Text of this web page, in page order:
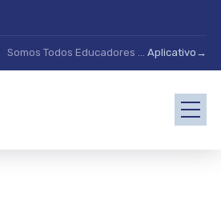
Somos Todos Educadores ...Aplicativo→